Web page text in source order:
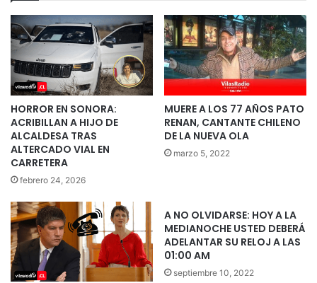
HORROR EN SONORA:
ACRIBILLAN A HIJO DE
ALCALDESA TRAS
ALTERCADO VIAL EN
CARRETERA
febrero 24, 2026
MUERE A LOS 77 AÑOS PATO
RENAN, CANTANTE CHILENO
DE LA NUEVA OLA
marzo 5, 2022
A NO OLVIDARSE: HOY A LA
MEDIANOCHE USTED DEBERÁ
ADELANTAR SU RELOJ A LAS
01:00 AM
septiembre 10, 2022